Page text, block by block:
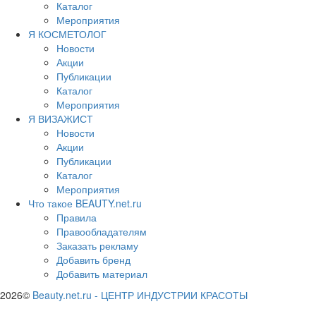
Каталог
Мероприятия
Я КОСМЕТОЛОГ
Новости
Акции
Публикации
Каталог
Мероприятия
Я ВИЗАЖИСТ
Новости
Акции
Публикации
Каталог
Мероприятия
Что такое BEAUTY.net.ru
Правила
Правообладателям
Заказать рекламу
Добавить бренд
Добавить материал
2026© Beauty.net.ru - ЦЕНТР ИНДУСТРИИ КРАСОТЫ